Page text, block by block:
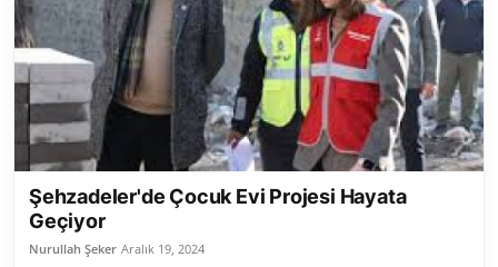
Toplum ve Yaşam
Sivil Toplum Kuruluşları
Kamu Kurumları ve Üst Kurullar
Resmi Reklamlar
Şehzadeler'de Çocuk Evi Projesi Hayata
Geçiyor
Nurullah Şeker Aralık 19, 2024